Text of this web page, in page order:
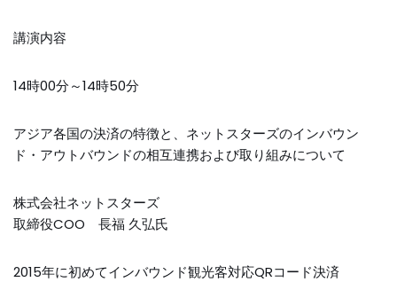
講演内容
14時00分～14時50分
アジア各国の決済の特徴と、ネットスターズのインバウン
ド・アウトバウンドの相互連携および取り組みについて
株式会社ネットスターズ
取締役COO 長福 久弘氏
2015年に初めてインバウンド観光客対応QRコード決済